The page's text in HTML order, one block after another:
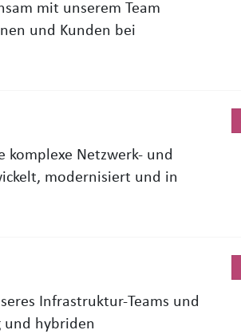
mit unserem Team
und Kunden bei
komplexe Netzwerk- und
modernisiert und in
Infrastruktur-Teams und
und hybriden